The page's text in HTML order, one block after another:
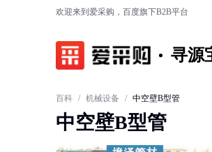
欢迎来到爱采购，百度旗下B2B平台
寻源
百科 / 机械设备 / 中空壁B型管
中空壁B型管